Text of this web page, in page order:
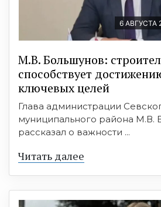
6 АВГУСТА
М.В. Большунов:
способствует
ключевых целей
Глава администрации
муниципального района М.В.
рассказал о важности ...
Читать далее